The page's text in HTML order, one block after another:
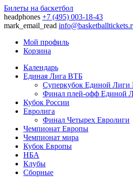
Билеты на баскетбол
headphones +7 (495) 003-18-43
mark_email_read
Мой профиль
Корзина
Календарь
Единая Лига ВТБ
Суперкубок Единой
Финал плей-офф Единой
Кубок России
Евролига
Финал Четырех Евролиги
Чемпионат Европы
Чемпионат мира
Кубок Европы
НБА
Клубы
Сборные